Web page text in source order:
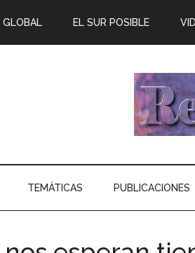
GLOBAL EL SUR POSIBLE
TEMÁTICAS PUBLICACIONES